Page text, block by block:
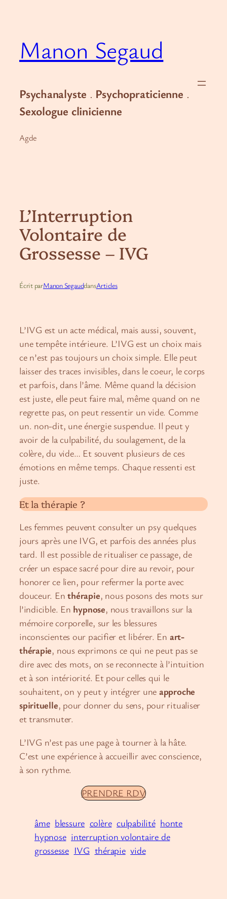
Manon Segaud
Psychanalyste . Psychopraticienne .
Sexologue clinicienne
Agde
L’Interruption
Volontaire de
Grossesse – IVG
Écrit parManon SegauddansArticles
L’IVG est un acte médical, mais aussi, souvent,
une tempête intérieure. L’IVG est un choix mais
ce n’est pas toujours un choix simple. Elle peut
laisser des traces invisibles, dans le coeur, le corps
et parfois, dans l’âme. Même quand la décision
est juste, elle peut faire mal, même quand on ne
regrette pas, on peut ressentir un vide. Comme
un. non-dit, une énergie suspendue. Il peut y
avoir de la culpabilité, du soulagement, de la
colère, du vide… Et souvent plusieurs de ces
émotions en même temps. Chaque ressenti est
juste.
Et la thérapie ?
Les femmes peuvent consulter un psy quelques
jours après une IVG, et parfois des années plus
tard. Il est possible de ritualiser ce passage, de
créer un espace sacré pour dire au revoir, pour
honorer ce lien, pour refermer la porte avec
douceur. Enthérapie, nous posons des mots sur
l’indicible. En hypnose, nous travaillons sur la
mémoire corporelle, sur les blessures
inconscientes our pacifier et libérer. En art-
thérapie, nous exprimons ce qui ne peut pas se
dire avec des mots, on se reconnecte à l’intuition
et à son intériorité. Et pour celles qui le
souhaitent, on y peut y intégrer une approche
spirituelle, pour donner du sens, pour ritualiser
et transmuter.
L’IVG n’est pas une page à tourner à la hâte.
C’est une expérience à accueillir avec conscience,
à son rythme.
PRENDRE RDV
âme blessure colère culpabilité honte
hypnose interruption volontaire de
grossesse IVG thérapie vide